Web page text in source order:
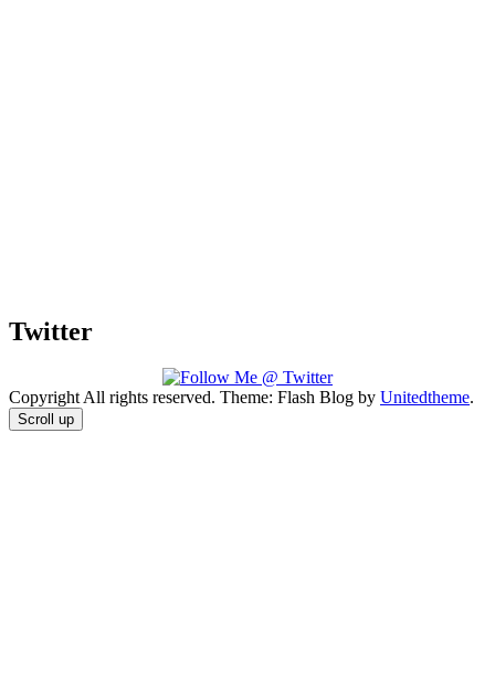
Twitter
Copyright All rights reserved. Theme: Flash Blog by Unitedtheme.
Scroll up